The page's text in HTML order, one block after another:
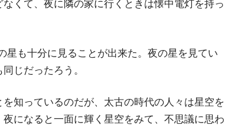
くて、夜に隣の家に行くときは懐中電灯を持っ
星も十分に見ることが出来た。夜の星を見てい
じだったろう。
知っているのだが、太古の時代の人々は星空を
になると一面に輝く星空をみて、不思議に思わ